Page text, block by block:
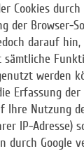
Cookies durch
der Browser-
darauf hin,
werden
Erfassung der
Ihre Nutzung
IP-Adresse)
durch Google